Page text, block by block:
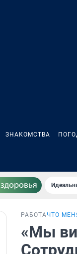
ЗНАКОМСТВА
РАБОТАЧТО
«Мы